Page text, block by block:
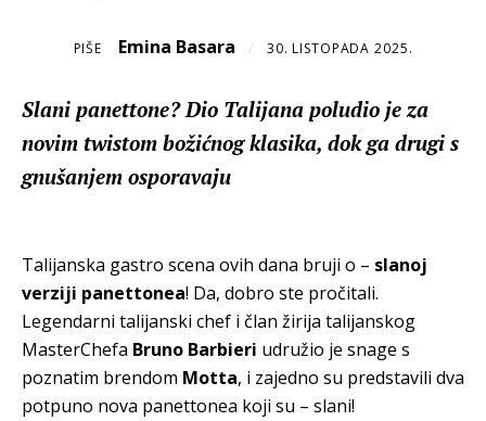
PIŠE Emina Basara / 30. LISTOPADA 2025.
Slani panettone? Dio Talijana poludio je za
novim twistom božićnog klasika, dok ga drugi s
gnušanjem osporavaju
Talijanska gastro scena ovih dana bruji o – slanoj
verziji panettonea! Da, dobro ste pročitali.
Legendarni talijanski chef i član žirija talijanskog
MasterChefa Bruno Barbieri udružio je snage s
poznatim brendom Motta, i zajedno su predstavili dva
potpuno nova panettonea koji su – slani!